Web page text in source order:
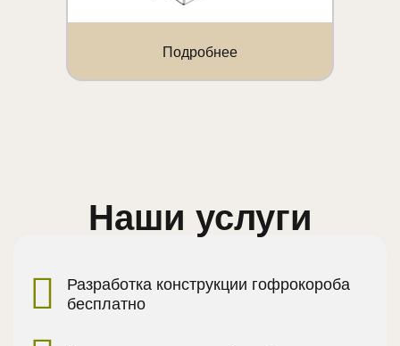
Подробнее
Наши услуги
Разработка конструкции гофрокороба
бесплатно